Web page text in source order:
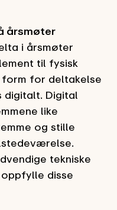
årsmøter
i årsmøter
til fysisk
for deltakelse
digitalt. Digital
like
og stille
tekniske
disse